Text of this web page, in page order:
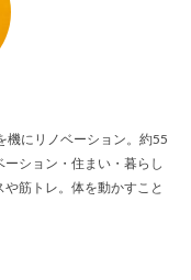
機にリノベーション。約55
ション・住まい・暮らし
筋トレ。体を動かすこと